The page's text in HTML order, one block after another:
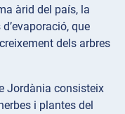
àrid del país, la
que
dels arbres
Jordània consisteix
i plantes del